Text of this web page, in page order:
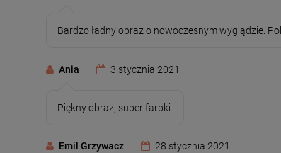
Bardzo ładny obraz o nowoczesnym wyglądzie.
Ania 3 stycznia 2021
Piękny obraz, super farbki.
Emil Grzywacz 28 stycznia 2021